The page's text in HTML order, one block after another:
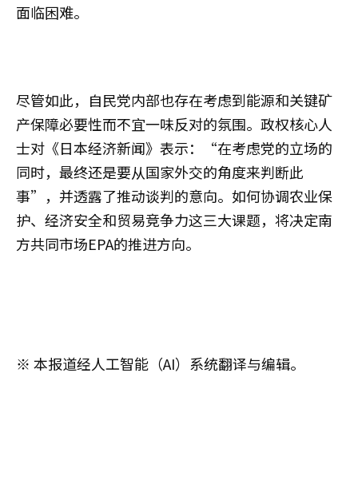
面临困难。
尽管如此，自民党内部也存在考虑到能源和关键矿
产保障必要性而不宜一味反对的氛围。政权核心人
士对《日本经济新闻》表示：“在考虑党的立场的
同时，最终还是要从国家外交的角度来判断此
事”，并透露了推动谈判的意向。如何协调农业保
护、经济安全和贸易竞争力这三大课题，将决定南
方共同市场EPA的推进方向。
※ 本报道经人工智能（AI）系统翻译与编辑。